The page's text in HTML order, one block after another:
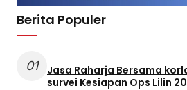
Berita Populer
01
Jasa Raharja Bersama
survei Kesiapan Ops Lilin